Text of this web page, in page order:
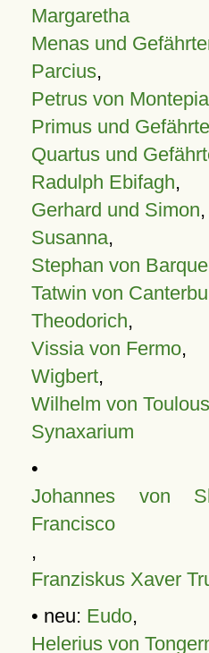
Margaretha
Menas und
Parcius,
Petrus von
Primus und
Quartus und
Radulph Ebifagh,
Gerhard und Simon,
Susanna,
Stephan von
Tatwin von
Theodorich,
Vissia von Fermo,
Wigbert,
Wilhelm von
Synaxarium
•
Johannes von
Francisco
,
Franziskus Xaver
• neu: Eudo,
Helerius von